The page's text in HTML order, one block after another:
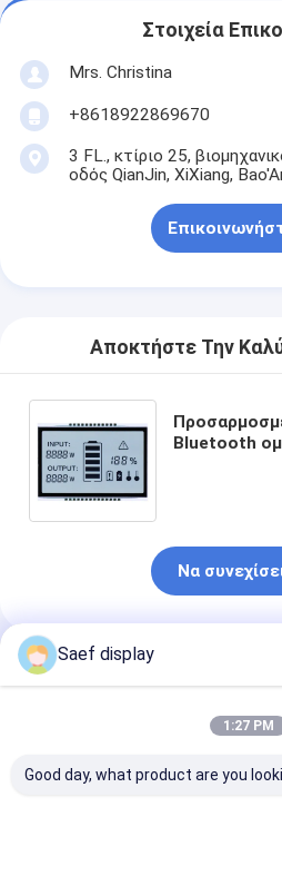
Στοιχεία
Mrs. Christina
+8618922869670
3 FL., κτίριο 25,
οδός QianJin, XiXiang,
Αποκτήστε Την
Bluetooth
Να
Συνιστώμενα Προϊόντα
Saef display
1:27 PM
Good day, what product are you